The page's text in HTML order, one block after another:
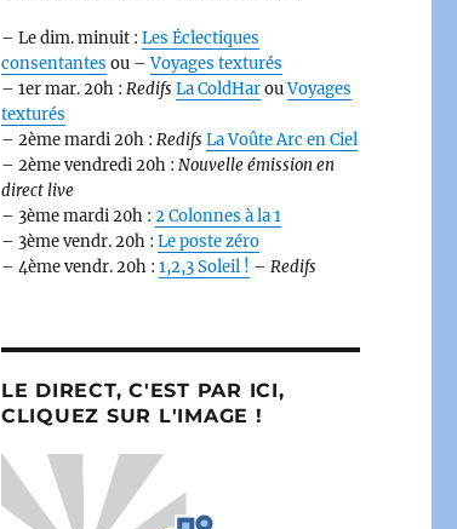
– Le dim. minuit : Les Éclectiques
consentantes ou –Voyages texturés
– 1er mar. 20h : Redifs La ColdHarouVoyages
texturés
– 2ème mardi 20h : Redifs La Voûte Arc en Ciel
– 2ème vendredi 20h : Nouvelle émission en
direct live
– 3ème mardi 20h : 2 Colonnes à la 1
– 3ème vendr. 20h : Le poste zéro
– 4ème vendr. 20h : 1,2,3 Soleil ! – Redifs
LE DIRECT, C'EST PAR ICI,
CLIQUEZ SUR L'IMAGE !